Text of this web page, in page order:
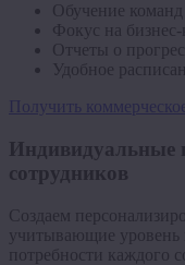
Обучение команд
Фокус на
Отчеты о
Удобное
Получить
Индивидуальные
сотрудников
Создаем
учитывающие уровень
потребности каждого